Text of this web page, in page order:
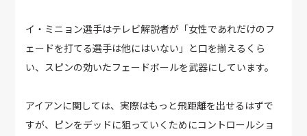
イ・ミニョン選手はテレビ解説者が「女性であれだけのフ
ェードを打てる選手は他にはいない」と口を揃えるくら
い、スピンの効いたフェードボールを武器にしています。
アイアンに関しては、実際はもっと飛距離を出せるはずで
すが、ピンをデッドに狙っていくためにコントロールショ